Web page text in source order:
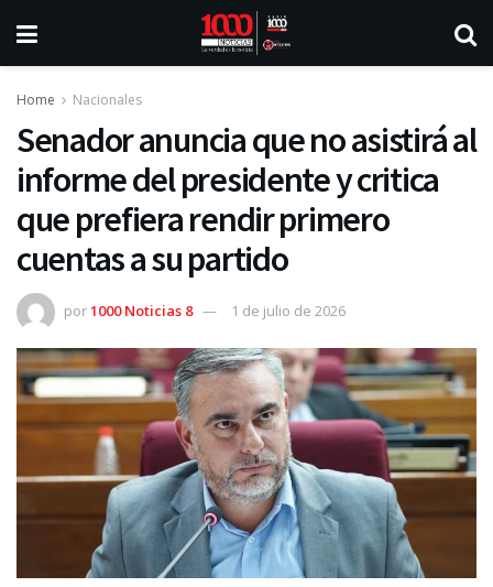
Home Nacionales
Senador anuncia que no asistirá al
informe del presidente y critica
que prefiera rendir primero
cuentas a su partido
por1000 Noticias 8 1 de julio de 2026